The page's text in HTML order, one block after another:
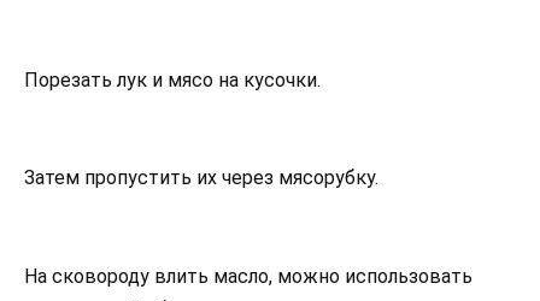
Порезать лук и мясо на кусочки.
Затем пропустить их через мясорубку.
На сковороду влить масло, можно использовать